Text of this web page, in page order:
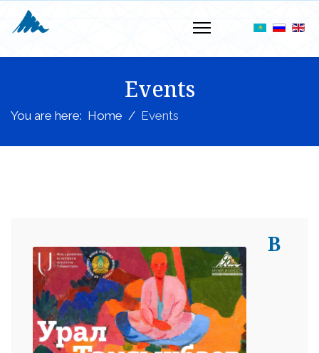
Events
You are here: Home Events
В